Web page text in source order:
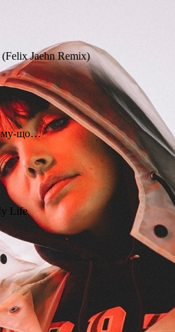
(Felix Jaehn Remix)
що…
Life